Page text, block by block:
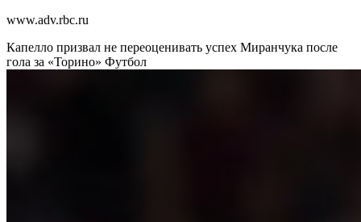
www.adv.rbc.ru
Капелло призвал не переоценивать успех Миранчука после
гола за «Торино» Футбол